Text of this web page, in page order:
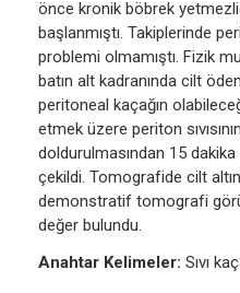
önce kronik böbrek
başlanmıştı. Takiplerinde
problemi olmamıştı. Fizik
batın alt kadranında cilt
peritoneal kaçağın
etmek üzere periton
doldurulmasından 15
çekildi. Tomografide cilt
demonstratif tomografi
değer bulundu.
Anahtar Kelimeler: Sıvı